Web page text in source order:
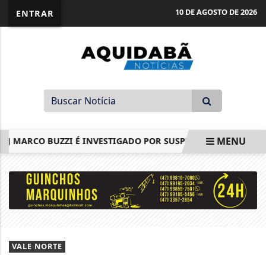
ENTRAR 10 DE AGOSTO DE 2026
BUZZI É INVESTIGADO POR SUSPEITAS DE VENDA DE
MENU
VALE NORTE